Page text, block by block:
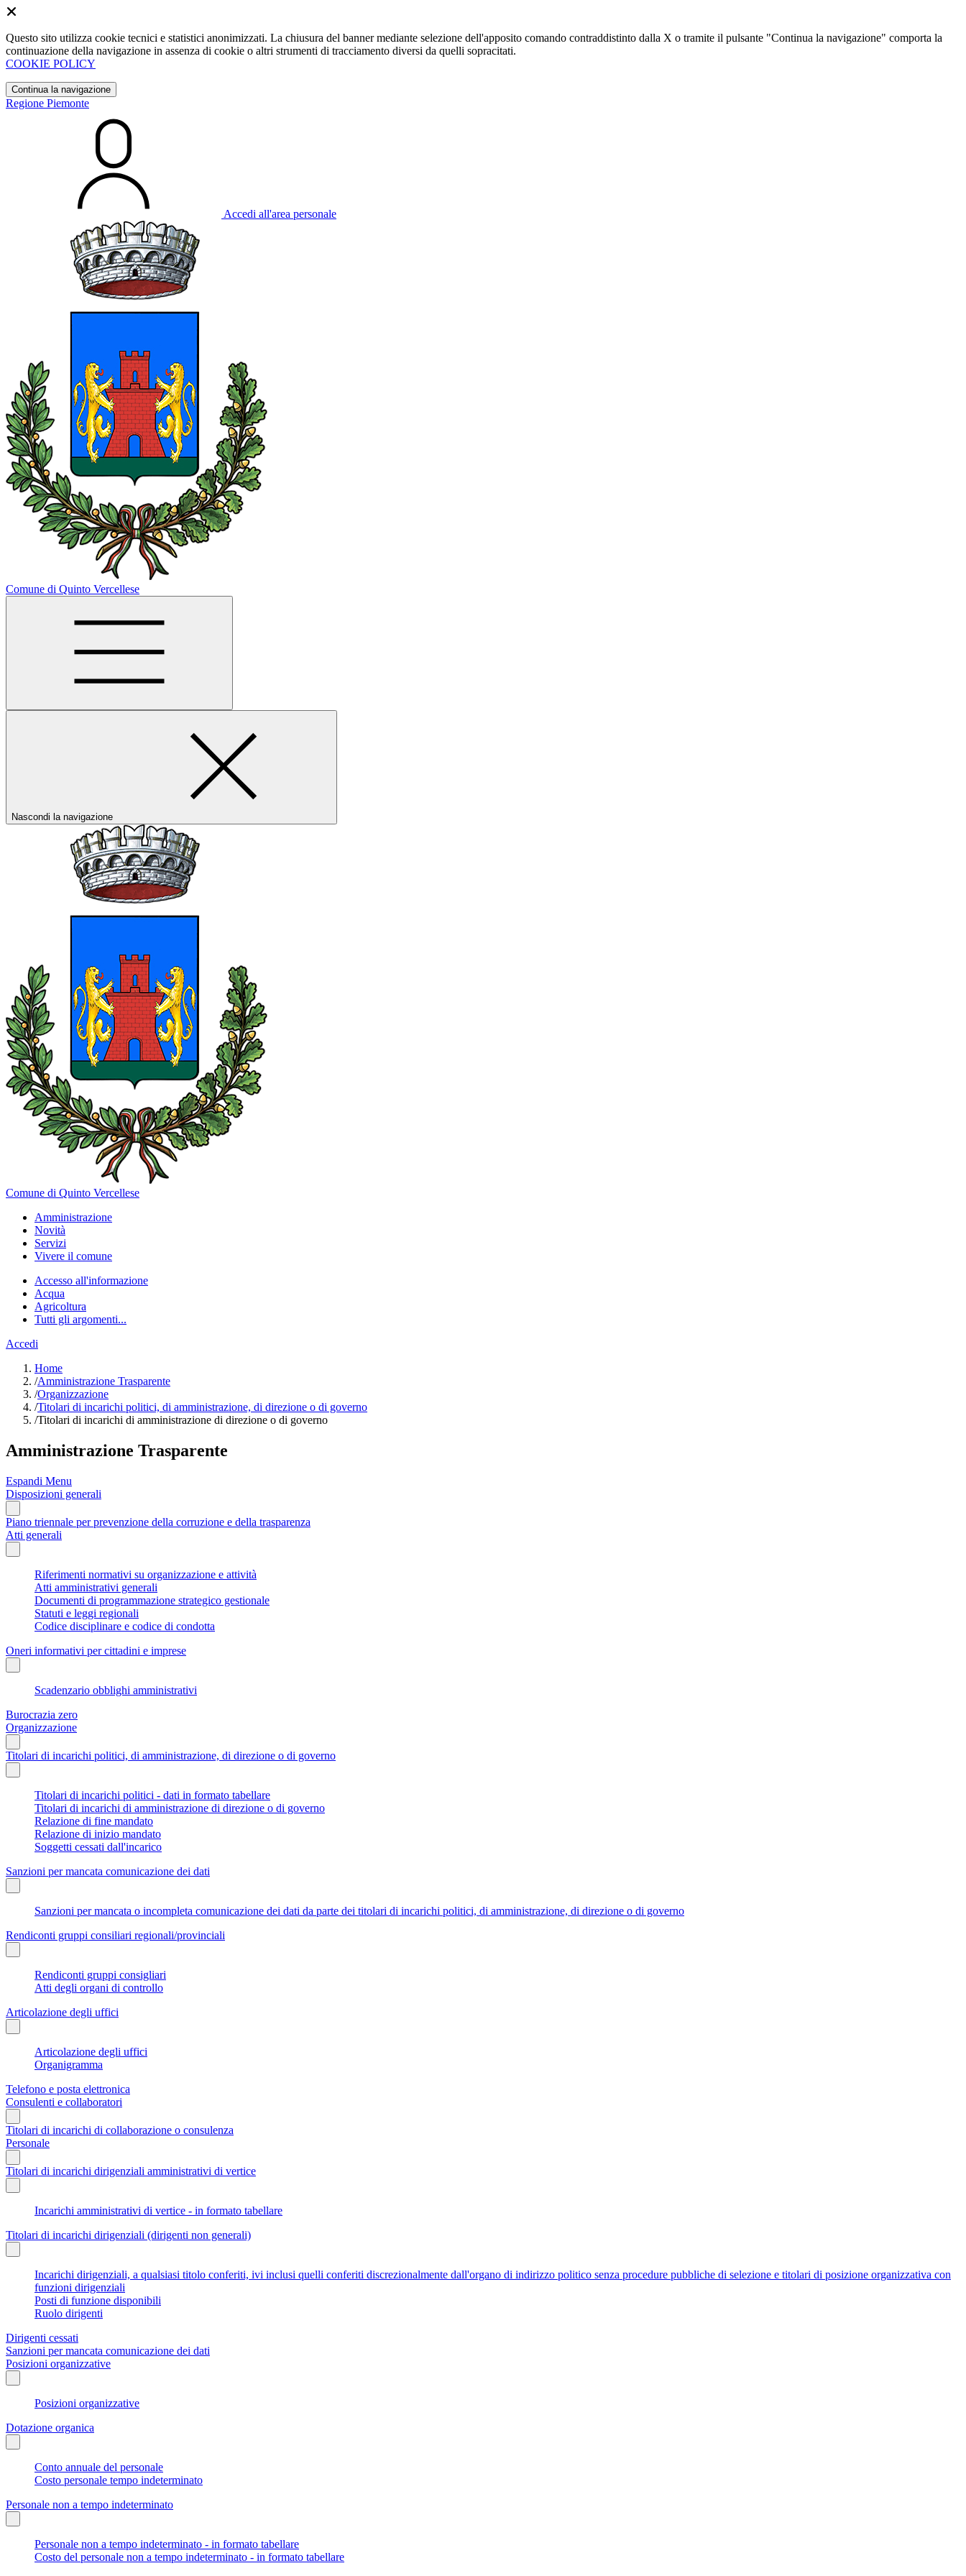
Questo sito utilizza cookie tecnici e statistici anonimizzati. La chiusura del banner mediante selezione dell'apposito comando contraddistinto dalla X o tramite il pulsante "Continua la navigazione" comporta la
continuazione della navigazione in assenza di cookie o altri strumenti di tracciamento diversi da quelli sopracitati.
COOKIE POLICY
Continua la navigazione
Regione Piemonte
Accedi all'area personale
Comune di Quinto Vercellese
Nascondi la navigazione
Comune di Quinto Vercellese
Amministrazione
Novità
Servizi
Vivere il comune
Accesso all'informazione
Acqua
Agricoltura
Tutti gli argomenti...
Accedi
Home
/Amministrazione Trasparente
/Organizzazione
/Titolari di incarichi politici, di amministrazione, di direzione o di governo
/Titolari di incarichi di amministrazione di direzione o di governo
Amministrazione Trasparente
Espandi Menu
Disposizioni generali
Piano triennale per prevenzione della corruzione e della trasparenza
Atti generali
Riferimenti normativi su organizzazione e attività
Atti amministrativi generali
Documenti di programmazione strategico gestionale
Statuti e leggi regionali
Codice disciplinare e codice di condotta
Oneri informativi per cittadini e imprese
Scadenzario obblighi amministrativi
Burocrazia zero
Organizzazione
Titolari di incarichi politici, di amministrazione, di direzione o di governo
Titolari di incarichi politici - dati in formato tabellare
Titolari di incarichi di amministrazione di direzione o di governo
Relazione di fine mandato
Relazione di inizio mandato
Soggetti cessati dall'incarico
Sanzioni per mancata comunicazione dei dati
Sanzioni per mancata o incompleta comunicazione dei dati da parte dei titolari di incarichi politici, di amministrazione, di direzione o di governo
Rendiconti gruppi consiliari regionali/provinciali
Rendiconti gruppi consigliari
Atti degli organi di controllo
Articolazione degli uffici
Articolazione degli uffici
Organigramma
Telefono e posta elettronica
Consulenti e collaboratori
Titolari di incarichi di collaborazione o consulenza
Personale
Titolari di incarichi dirigenziali amministrativi di vertice
Incarichi amministrativi di vertice - in formato tabellare
Titolari di incarichi dirigenziali (dirigenti non generali)
Incarichi dirigenziali, a qualsiasi titolo conferiti, ivi inclusi quelli conferiti discrezionalmente dall'organo di indirizzo politico senza procedure pubbliche di selezione e titolari di posizione organizzativa con
funzioni dirigenziali
Posti di funzione disponibili
Ruolo dirigenti
Dirigenti cessati
Sanzioni per mancata comunicazione dei dati
Posizioni organizzative
Posizioni organizzative
Dotazione organica
Conto annuale del personale
Costo personale tempo indeterminato
Personale non a tempo indeterminato
Personale non a tempo indeterminato - in formato tabellare
Costo del personale non a tempo indeterminato - in formato tabellare